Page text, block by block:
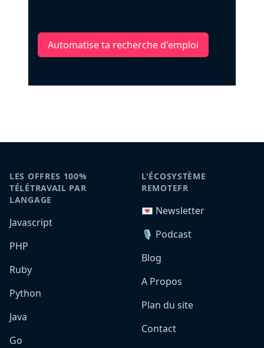
Automatise ta recherche d'emploi
LES OFFRES 100%
TÉLÉTRAVAIL PAR
LANGAGE
Javascript
PHP
Ruby
Python
Java
Go
L'ÉCOSYSTÈME
REMOTEFR
💌 Newsletter
🎙️ Podcast
Blog
A Propos
Plan du site
Contact